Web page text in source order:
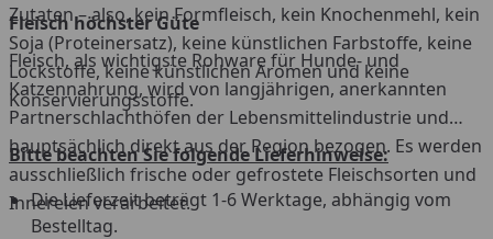
Zutaten – also, kein Formfleisch, kein Knochenmehl, kein
Soja (Proteinersatz), keine künstlichen Farbstoffe, keine
Lockstoffe, keine künstlichen Aromen und keine
Konservierungsstoffe.
Fleisch höchster Güte
Fleisch, als wichtigste Rohware für Hunde- und
Katzennahrung, wird von langjährigen, anerkannten
Partnerschlachthöfen der Lebensmittelindustrie und
hauptsächlich direkt aus der Region bezogen. Es werden
ausschließlich frische oder gefrostete Fleischsorten und
Innereien verarbeitet.
Bitte beachten Sie folgende Lieferhinweise:
Die Lieferzeit beträgt 1-6 Werktage, abhängig vom
Bestelltag.